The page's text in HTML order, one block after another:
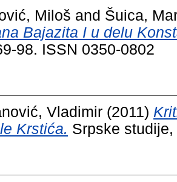
Miloš and Šuica,
Bajazita I u delu
98. ISSN 0350-0802
Vladimir (2011)
Krstića. Srpske